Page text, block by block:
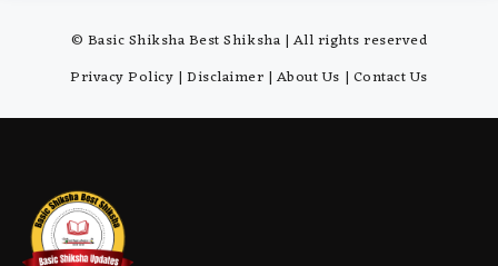
© Basic Shiksha Best Shiksha | All rights reserved
Privacy Policy |Disclaimer | About Us | Contact Us